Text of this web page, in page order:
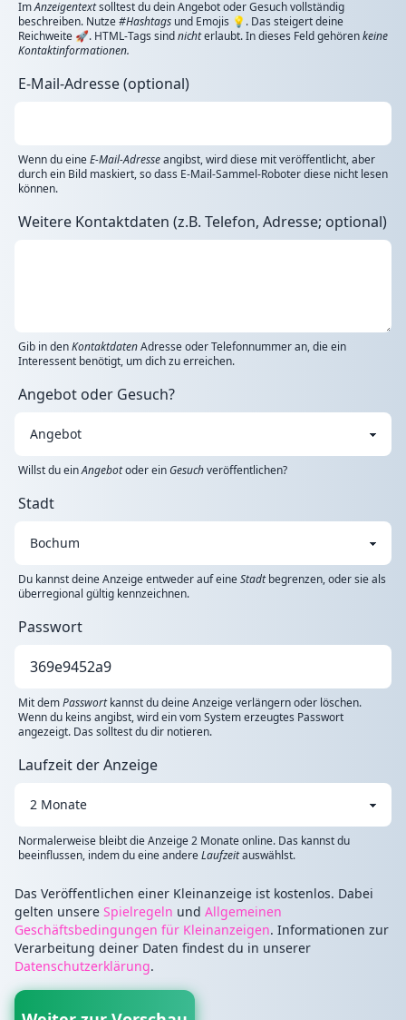
ImAnzeigentextsolltest du dein Angebot oder Gesuch vollständig
beschreiben. Nutze#Hashtags und Emojis 💡. Das steigert deine
Reichweite 🚀. HTML-Tags sindnichterlaubt. In dieses Feld gehörenkeine
Kontaktinformationen.
E-Mail-Adresse (optional)
Wenn du eineE-Mail-Adresseangibst, wird diese mit veröffentlicht, aber
durch ein Bild maskiert, so dass E-Mail-Sammel-Roboter diese nicht lesen
können.
Weitere Kontaktdaten (z.B. Telefon, Adresse; optional)
Gib in denKontaktdatenAdresse oder Telefonnummer an, die ein
Interessent benötigt, um dich zu erreichen.
Angebot oder Gesuch?
Willst du einAngebotoder einGesuchveröffentlichen?
Stadt
Du kannst deine Anzeige entweder auf eineStadtbegrenzen, oder sie als
überregional gültig kennzeichnen.
Passwort
Mit demPasswortkannst du deine Anzeige verlängern oder löschen.
Wenn du keins angibst, wird ein vom System erzeugtes Passwort
angezeigt. Das solltest du dir notieren.
Laufzeit der Anzeige
Normalerweise bleibt die Anzeige 2 Monate online. Das kannst du
beeinflussen, indem du eine andereLaufzeitauswählst.
Das Veröffentlichen einer Kleinanzeige ist kostenlos. Dabei
gelten unsere Spielregeln und Allgemeinen
Geschäftsbedingungen für Kleinanzeigen. Informationen zur
Verarbeitung deiner Daten findest du in unserer
Datenschutzerklärung.